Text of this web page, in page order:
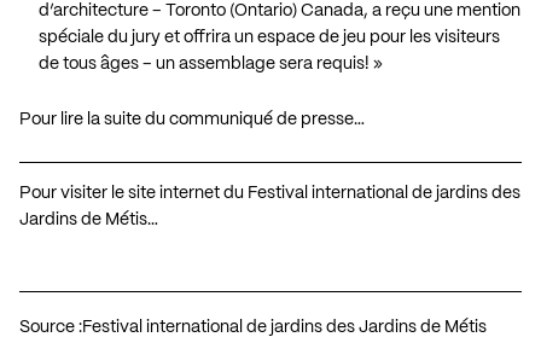
d’architecture – Toronto (Ontario) Canada, a reçu une mention
spéciale du jury et offrira un espace de jeu pour les visiteurs
de tous âges – un assemblage sera requis! »
Pour lire la suite du communiqué de presse…
Pour visiter le site internet du Festival international de jardins des
Jardins de Métis…
Source :Festival international de jardins des Jardins de Métis